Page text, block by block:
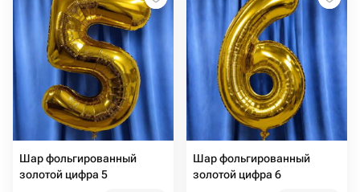
Шар фольгированный
золотой цифра 5
Шар фольгированный
золотой цифра 6